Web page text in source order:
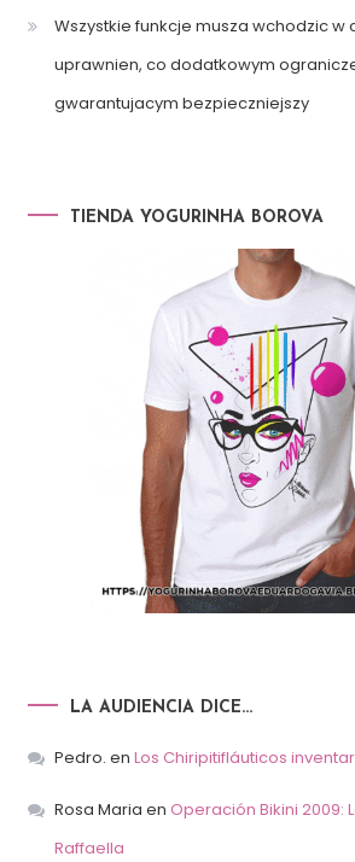
Wszystkie funkcje musza wchodzic w
uprawnien, co dodatkowym
gwarantujacym bezpieczniejszy
TIENDA YOGURINHA BOROVA
LA AUDIENCIA DICE…
Pedro. en Los Chiripitifláuticos
Rosa Maria en Operación Bikini 2009:
Raffaella